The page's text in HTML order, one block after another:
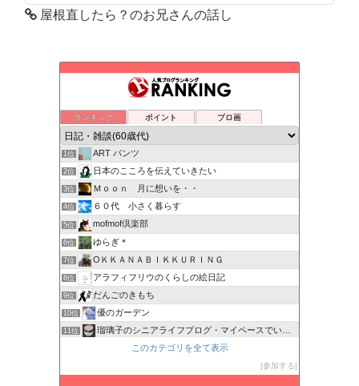
屋根直したら？のお兄さんの話し
ランキング ポイント ブロ画
1位 ART パンツ
2位 日本のこころを伝えていきたい
3位 Ｍｏｏｎ 月に想いを・・
4位 ６０代 小さく暮らす
5位 mofmof倶楽部
6位 ゆらぎ＊
7位 OＫＫＡＮＡＢＩＫＫＵＲＩＮＧ
8位 アラフィフリウのくらしの絵日記
9位 だんごのきもち
10位 優のガーデン
11位 瑠璃子のシニアライフブログ・マイペースでいこう！
困ったカラダこのカテゴリを全て表示
参加する